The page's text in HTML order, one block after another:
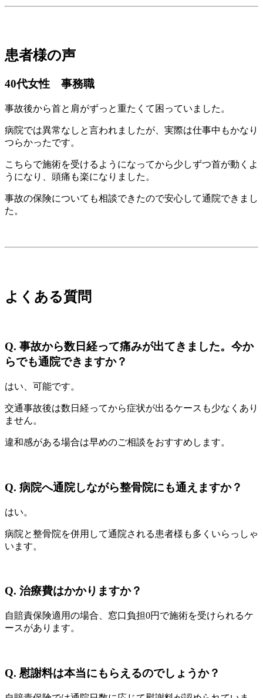
患者様の声
40代女性 事務職
事故後から首と肩がずっと重たくて困っていました。
病院では異常なしと言われましたが、実際は仕事中もかなり
つらかったです。
こちらで施術を受けるようになってから少しずつ首が動くよ
うになり、頭痛も楽になりました。
事故の保険についても相談できたので安心して通院できまし
た。
よくある質問
Q. 事故から数日経って痛みが出てきました。今か
らでも通院できますか？
はい、可能です。
交通事故後は数日経ってから症状が出るケースも少なくあり
ません。
違和感がある場合は早めのご相談をおすすめします。
Q. 病院へ通院しながら整骨院にも通えますか？
はい。
病院と整骨院を併用して通院される患者様も多くいらっしゃ
います。
Q. 治療費はかかりますか？
自賠責保険適用の場合、窓口負担0円で施術を受けられるケ
ースがあります。
Q. 慰謝料は本当にもらえるのでしょうか？